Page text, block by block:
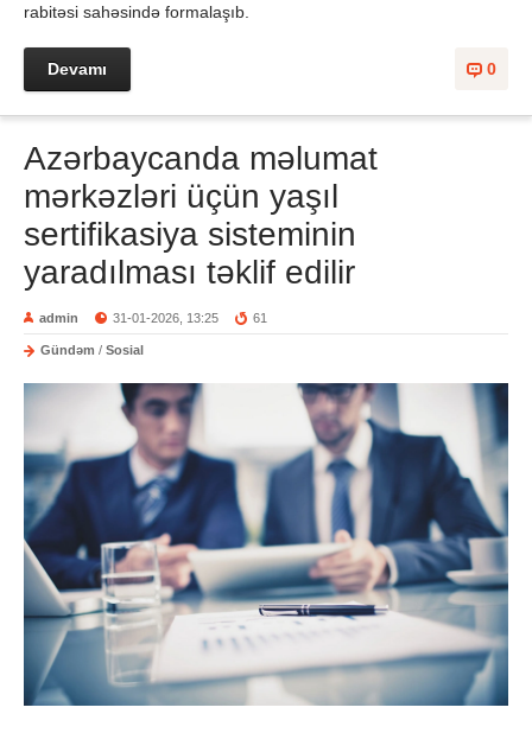
rabitəsi sahəsində formalaşıb.
0
Devamı
Azərbaycanda məlumat
mərkəzləri üçün yaşıl
sertifikasiya sisteminin
yaradılması təklif edilir
admin 31-01-2026, 13:25 61
Gündəm / Sosial